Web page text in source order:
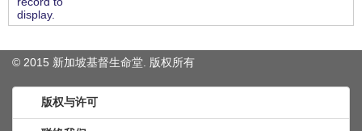
display.
© 2015 新加坡基督生命堂. 版权所有
版权与许可